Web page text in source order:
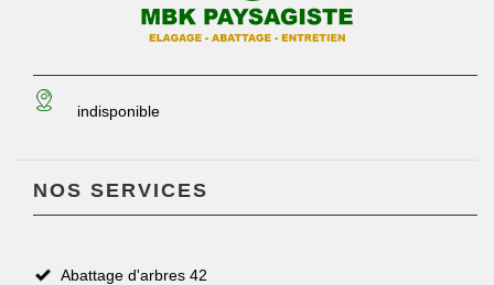
indisponible
NOS SERVICES
Abattage d'arbres 42